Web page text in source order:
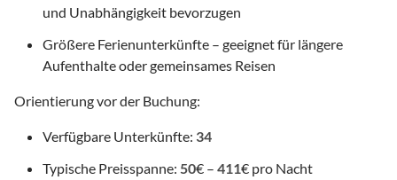
und Unabhängigkeit bevorzugen
Größere Ferienunterkünfte – geeignet für längere
Aufenthalte oder gemeinsames Reisen
Orientierung vor der Buchung:
Verfügbare Unterkünfte: 34
Typische Preisspanne: 50€ – 411€ pro Nacht